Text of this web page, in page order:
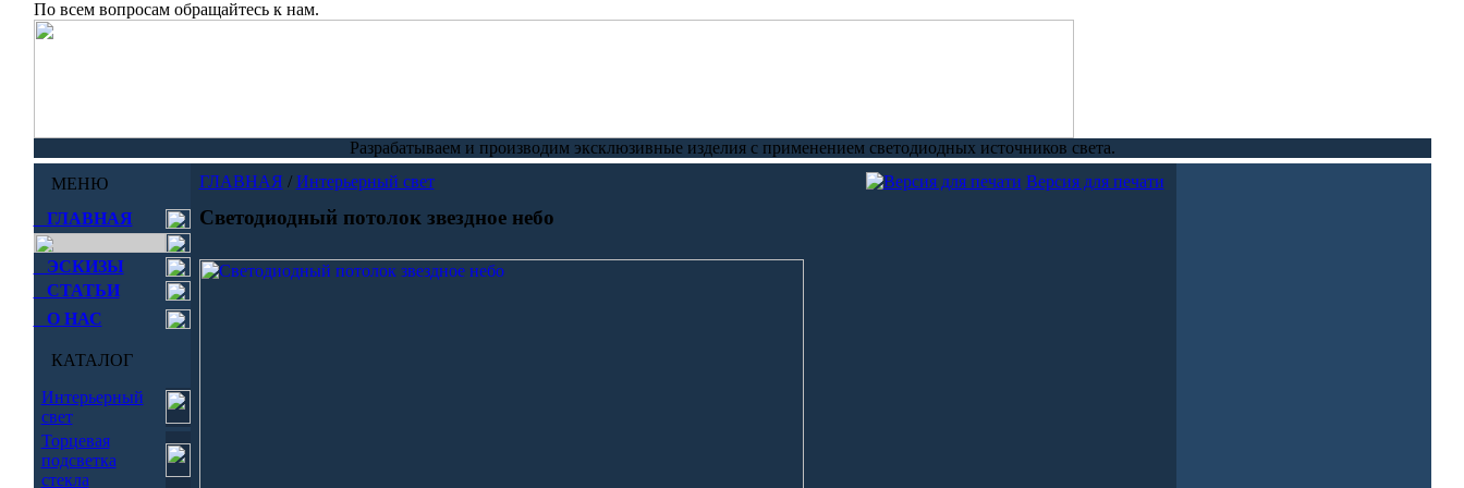
По всем вопросам обращайтесь к нам.
Разрабатываем и производим эксклюзивные изделия с применением светодиодных источников света.
МЕНЮ
ГЛАВНАЯ
ЭСКИЗЫ
СТАТЬИ
О НАС
КАТАЛОГ
Интерьерный
свет
Торцевая
подсветка
стекла
ГЛАВНАЯ / Интерьерный свет Версия для печати
Светодиодный потолок звездное небо